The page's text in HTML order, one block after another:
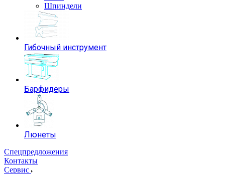
Шпиндели
Гибочный инструмент
Барфидеры
Люнеты
Спецпредложения
Контакты
Сервис